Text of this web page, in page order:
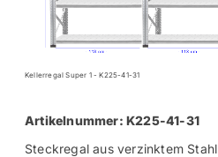
Kellerregal Super 1 - K225-41-31
Artikelnummer: K225-41-31
Steckregal aus verzinktem Stahl